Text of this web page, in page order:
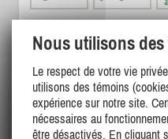
282$ - 470$/ nuit
1695$
1695$ - 2825$ / sem.
Nous utilisons
Le respect de votre vie
utilisons des témoins
expérience sur notre site.
nécessaires au
être désactivés. En cliquant